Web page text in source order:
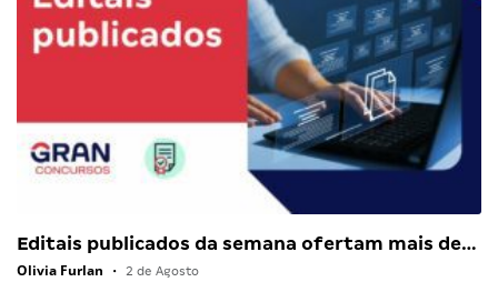
Editais publicados da semana ofertam mais de…
Olivia Furlan • 2 de Agosto